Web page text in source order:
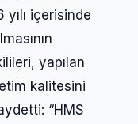
yılı içerisinde
yapılan
kalitesini
“HMS